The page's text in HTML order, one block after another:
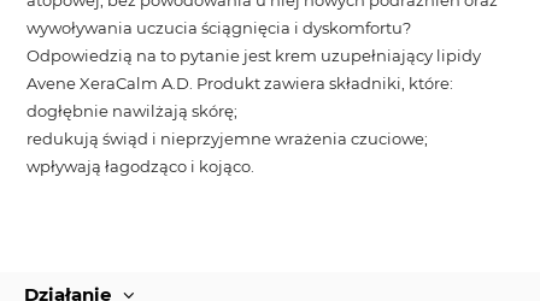
wywoływania uczucia ściągnięcia i dyskomfortu?
Odpowiedzią na to pytanie jest krem uzupełniający lipidy
Avene XeraCalm A.D. Produkt zawiera składniki, które:
dogłębnie nawilżają skórę;
redukują świąd i nieprzyjemne wrażenia czuciowe;
wpływają łagodząco i kojąco.
Działanie